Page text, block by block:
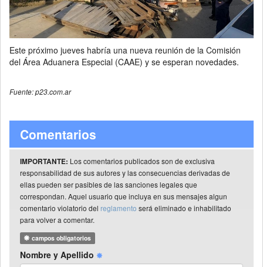
Este próximo jueves habría una nueva reunión de la Comisión
del Área Aduanera Especial (CAAE) y se esperan novedades.
Fuente: p23.com.ar
Comentarios
IMPORTANTE: Los comentarios publicados son de exclusiva
responsabilidad de sus autores y las consecuencias derivadas de
ellas pueden ser pasibles de las sanciones legales que
correspondan. Aquel usuario que incluya en sus mensajes algun
comentario violatorio del reglamento será eliminado e inhabilitado
para volver a comentar.
campos obligatorios
Nombre y Apellido